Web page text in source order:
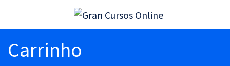
Carrinho